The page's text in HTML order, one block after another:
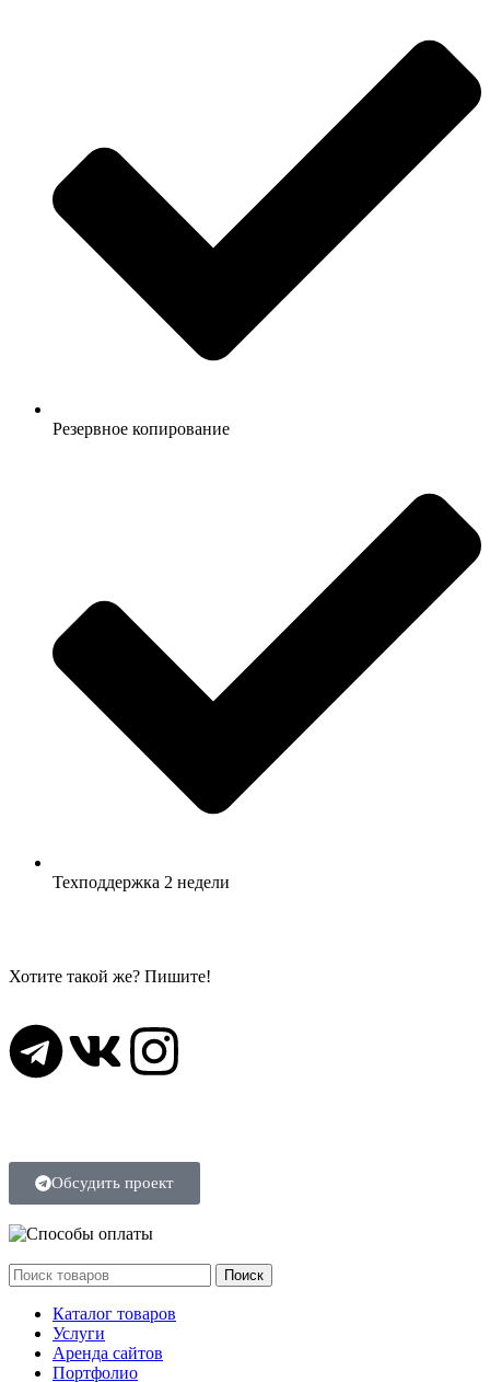
Резервное копирование
Техподдержка 2 недели
Хотите такой же? Пишите!
Обсудить проект
Поиск
Каталог товаров
Услуги
Аренда сайтов
Портфолио